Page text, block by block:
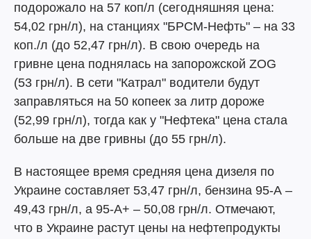
подорожало на 57 коп/л (сегодняшняя цена:
54,02 грн/л), на станциях "БРСМ-Нефть" – на 33
коп./л (до 52,47 грн/л). В свою очередь на
гривне цена поднялась на запорожской ZOG
(53 грн/л). В сети "Катрал" водители будут
заправляться на 50 копеек за литр дороже
(52,99 грн/л), тогда как у "Нефтека" цена стала
больше на две гривны (до 55 грн/л).
В настоящее время средняя цена дизеля по
Украине составляет 53,47 грн/л, бензина 95-А –
49,43 грн/л, а 95-А+ – 50,08 грн/л. Отмечают,
что в Украине растут цены на нефтепродукты